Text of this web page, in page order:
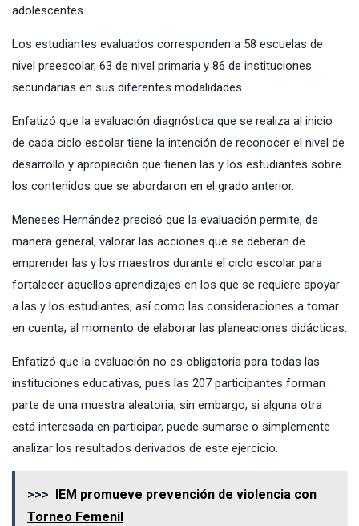
adolescentes.
Los estudiantes evaluados corresponden a 58 escuelas de
nivel preescolar, 63 de nivel primaria y 86 de instituciones
secundarias en sus diferentes modalidades.
Enfatizó que la evaluación diagnóstica que se realiza al inicio
de cada ciclo escolar tiene la intención de reconocer el nivel de
desarrollo y apropiación que tienen las y los estudiantes sobre
los contenidos que se abordaron en el grado anterior.
Meneses Hernández precisó que la evaluación permite, de
manera general, valorar las acciones que se deberán de
emprender las y los maestros durante el ciclo escolar para
fortalecer aquellos aprendizajes en los que se requiere apoyar
a las y los estudiantes, así como las consideraciones a tomar
en cuenta, al momento de elaborar las planeaciones didácticas.
Enfatizó que la evaluación no es obligatoria para todas las
instituciones educativas, pues las 207 participantes forman
parte de una muestra aleatoria; sin embargo, si alguna otra
está interesada en participar, puede sumarse o simplemente
analizar los resultados derivados de este ejercicio.
>>> IEM promueve prevención de violencia con
Torneo Femenil